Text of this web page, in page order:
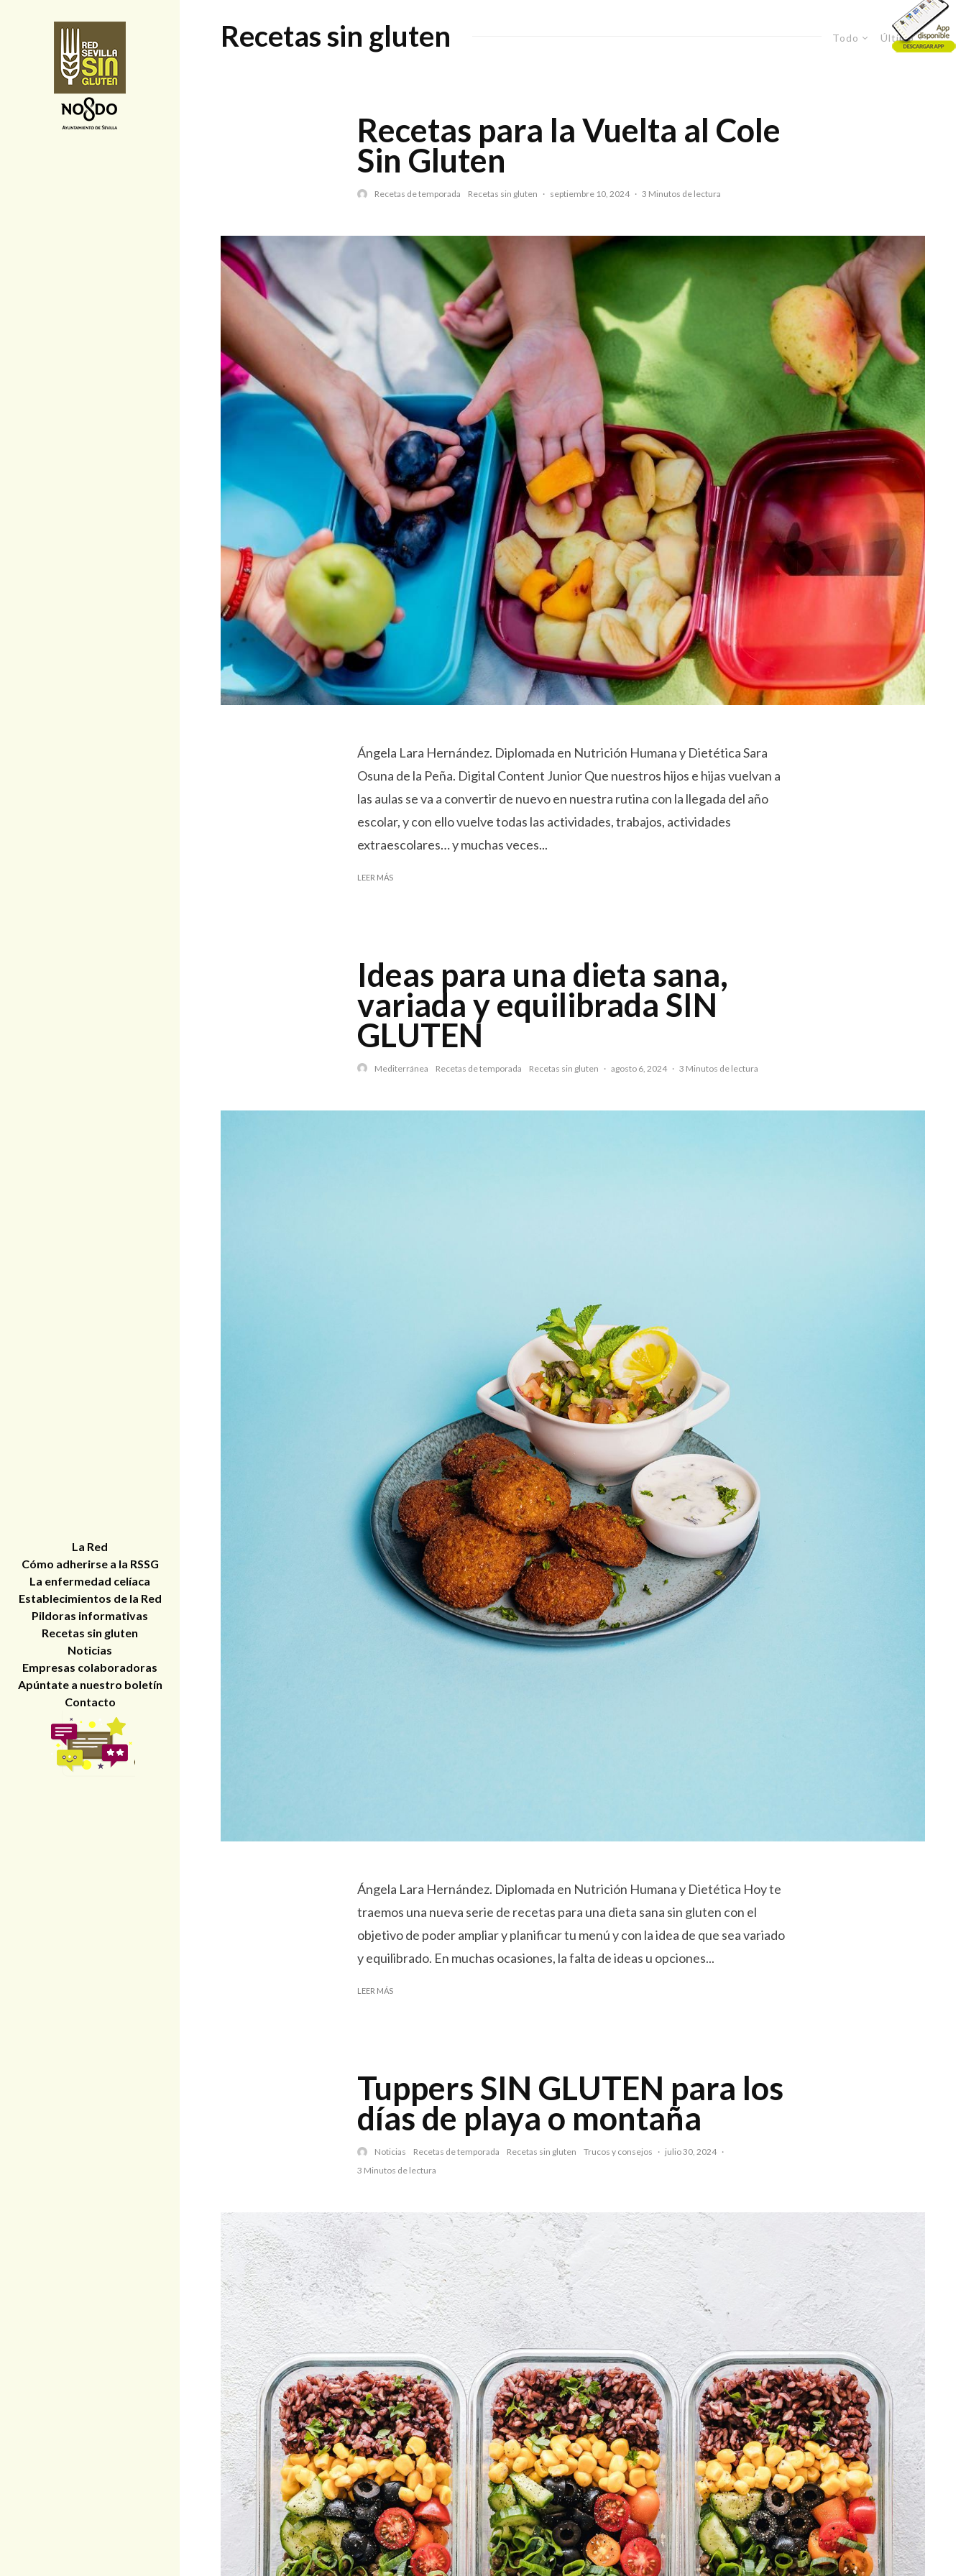
Todo Último
Recetas sin gluten
Recetas para la Vuelta al Cole
Sin Gluten
Recetas de temporada Recetas sin gluten · septiembre 10, 2024 · 3 Minutos de lectura
Ángela Lara Hernández. Diplomada en Nutrición Humana y Dietética Sara
Osuna de la Peña. Digital Content Junior Que nuestros hijos e hijas vuelvan a
las aulas se va a convertir de nuevo en nuestra rutina con la llegada del año
escolar, y con ello vuelve todas las actividades, trabajos, actividades
extraescolares… y muchas veces...
LEER MÁS
Ideas para una dieta sana,
variada y equilibrada SIN
GLUTEN
Mediterránea Recetas de temporada Recetas sin gluten · agosto 6, 2024 · 3 Minutos de lectura
Ángela Lara Hernández. Diplomada en Nutrición Humana y Dietética Hoy te
traemos una nueva serie de recetas para una dieta sana sin gluten con el
objetivo de poder ampliar y planificar tu menú y con la idea de que sea variado
y equilibrado. En muchas ocasiones, la falta de ideas u opciones...
LEER MÁS
Tuppers SIN GLUTEN para los
días de playa o montaña
Noticias Recetas de temporada Recetas sin gluten Trucos y consejos · julio 30, 2024 ·
3 Minutos de lectura
La Red
Cómo adherirse a la RSSG
La enfermedad celíaca
Establecimientos de la Red
Pildoras informativas
Recetas sin gluten
Noticias
Empresas colaboradoras
Apúntate a nuestro boletín
Contacto